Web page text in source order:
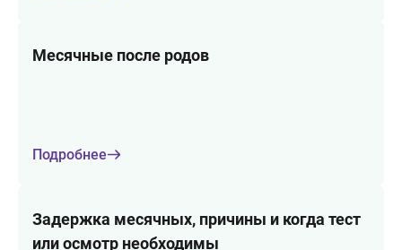
Месячные после родов
Подробнее
Задержка месячных, причины и когда тест
или осмотр необходимы